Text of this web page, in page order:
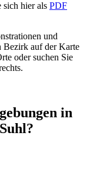
sich hier als PDF
und
Bezirk auf der Karte
oder suchen Sie
in